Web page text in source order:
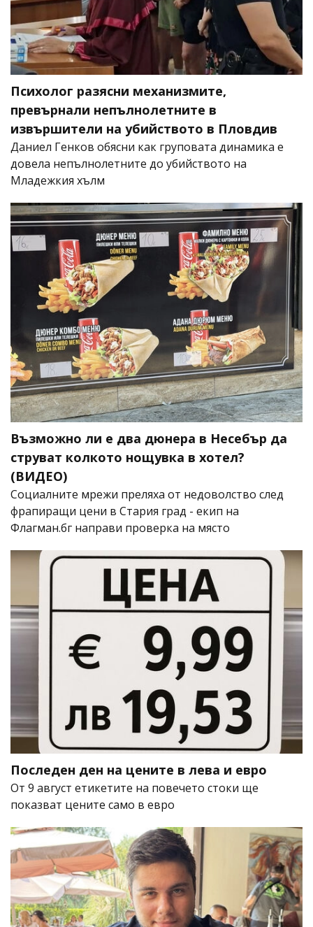
Психолог разясни механизмите,
превърнали непълнолетните в
извършители на убийството в Пловдив
Даниел Генков обясни как груповата динамика е
довела непълнолетните до убийството на
Младежкия хълм
Възможно ли е два дюнера в Несебър да
струват колкото нощувка в хотел?
(ВИДЕО)
Социалните мрежи преляха от недоволство след
фрапиращи цени в Стария град - екип на
Флагман.бг направи проверка на място
Последен ден на цените в лева и евро
От 9 август етикетите на повечето стоки ще
показват цените само в евро